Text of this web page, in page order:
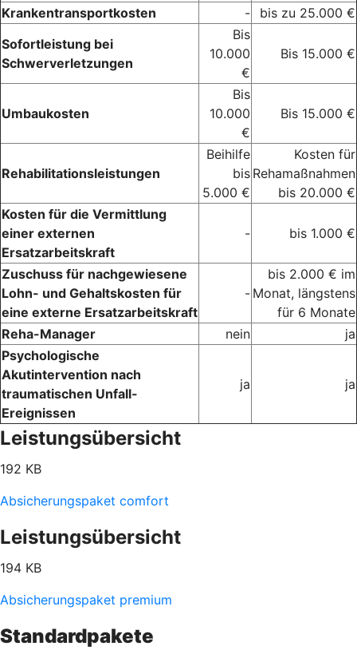
Krankentransportkosten
-
bis zu 25.000 €
Sofortleistung bei
Schwerverletzungen
Bis
10.000
€
Bis 15.000 €
Umbaukosten
Bis
10.000
€
Bis 15.000 €
Rehabilitationsleistungen
Beihilfe
bis
5.000 €
Kosten für
Rehamaßnahmen
bis 20.000 €
Kosten für die Vermittlung
einer externen
Ersatzarbeitskraft
- bis 1.000 €
Zuschuss für nachgewiesene
Lohn- und Gehaltskosten für
eine externe Ersatzarbeitskraft
-
bis 2.000 € im
Monat, längstens
für 6 Monate
Reha-Manager
nein
ja
Psychologische
Akutintervention nach
traumatischen Unfall-
Ereignissen
ja ja
Leistungsübersicht
192 KB
Absicherungspaket comfort
Leistungsübersicht
194 KB
Absicherungspaket premium
Standardpakete